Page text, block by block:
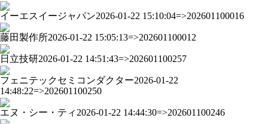
イーエスイージャパン2026-01-22 15:10:04=>202601100016
藤田製作所2026-01-22 15:05:13=>202601100012
日立技研2026-01-22 14:51:43=>202601100257
フェニテックセミコンダクター2026-01-22
14:48:22=>202601100250
エヌ・シー・ティ 2026-01-22 14:44:30=>202601100246